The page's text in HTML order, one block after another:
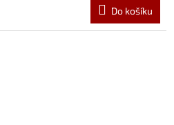
Do košíku